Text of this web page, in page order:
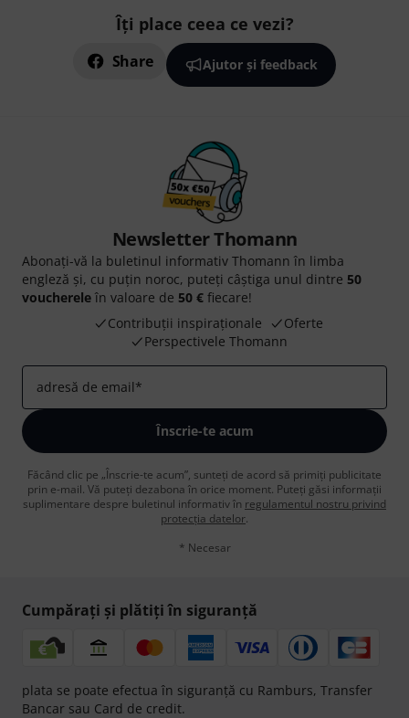
Îți place ceea ce vezi?
Share Ajutor și feedback
Newsletter Thomann
Abonați-vă la buletinul informativ Thomann în limba
engleză și, cu puțin noroc, puteți câștiga unul dintre 50
voucherele în valoare de 50 € fiecare!
Contribuții inspiraționale
Oferte
Perspectivele Thomann
adresă de email*
Înscrie-te acum
Făcând clic pe „Înscrie-te acum”, sunteți de acord să primiți publicitate
prin e-mail. Vă puteți dezabona în orice moment. Puteți găsi informații
suplimentare despre buletinul informativ în regulamentul nostru privind
protecția datelor.
* Necesar
Cumpărați și plătiți în siguranță
plata se poate efectua în siguranță cu Ramburs, Transfer
Bancar sau Card de credit.